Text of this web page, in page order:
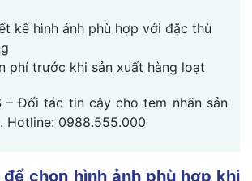
kế hình ảnh phù hợp với đặc thù
phí trước khi sản xuất hàng loạt
– Đối tác tin cậy cho tem nhãn sản
Hotline: 0988.555.000
để chọn hình ảnh phù hợp khi